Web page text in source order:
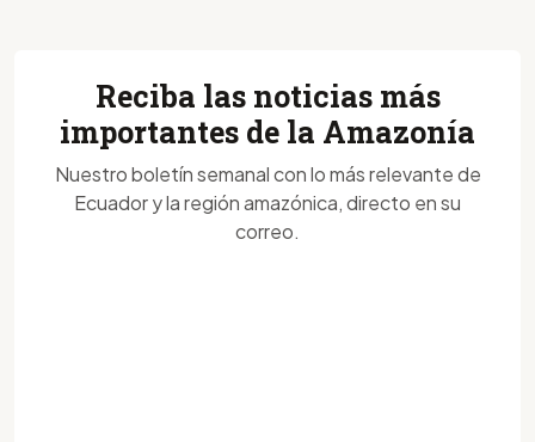
Reciba las noticias más
importantes de la Amazonía
Nuestro boletín semanal con lo más relevante de
Ecuador y la región amazónica, directo en su
correo.